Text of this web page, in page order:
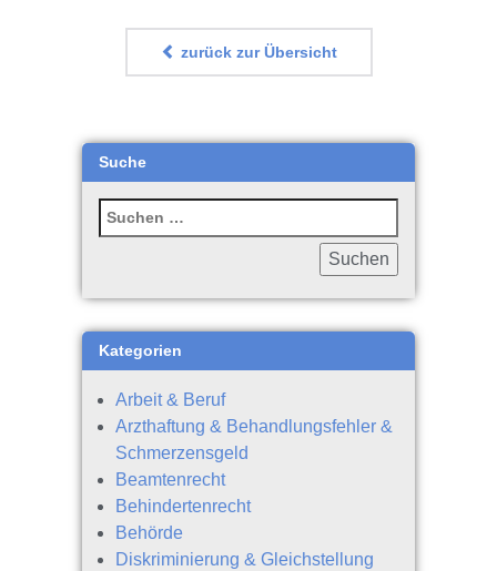
zurück zur Übersicht
Suche
Kategorien
Arbeit & Beruf
Arzthaftung & Behandlungsfehler &
Schmerzensgeld
Beamtenrecht
Behindertenrecht
Behörde
Diskriminierung & Gleichstellung